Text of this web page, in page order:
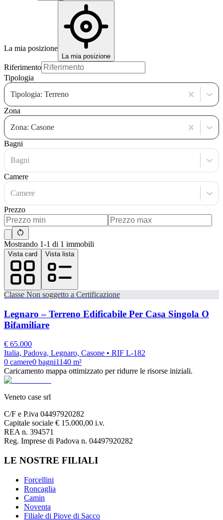
La mia posizione
La mia posizione
Riferimento
Tipologia
Tipologia: Terreno
Zona
Zona: Casone
Bagni
Bagni
Camere
Camere
Prezzo
Mostrando 1-1 di 1 immobili
Vista card Vista lista
Classe Non soggetto a Certificazione
Legnaro – Terreno Edificabile Per Casa Singola O
Bifamiliare
€ 65.000
Italia, Padova, Legnaro, Casone • RIF L-182
0 camere0 bagni1140 m²
Caricamento mappa ottimizzato per ridurre le risorse iniziali.
Veneto case srl
C/F e P.iva 04497920282
Capitale sociale € 15.000,00 i.v.
REA n. 394571
Reg. Imprese di Padova n. 04497920282
LE NOSTRE FILIALI
Forcellini
Roncaglia
Camin
Noventa
Filiale di Piove di Sacco